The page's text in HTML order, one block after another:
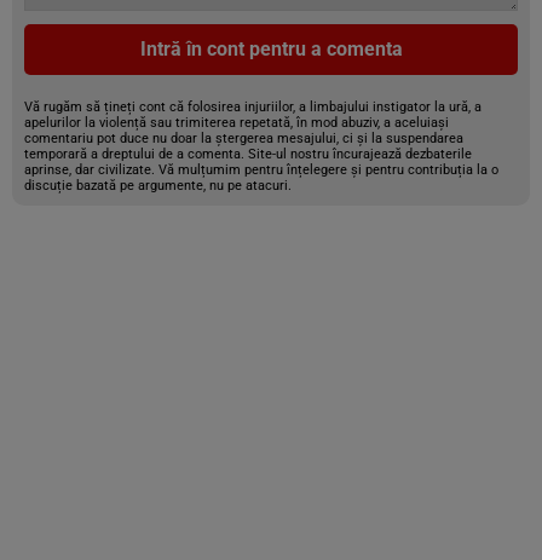
Intră în cont pentru a comenta
Vă rugăm să țineți cont că folosirea injuriilor, a limbajului instigator la ură, a
apelurilor la violență sau trimiterea repetată, în mod abuziv, a aceluiași
comentariu pot duce nu doar la ștergerea mesajului, ci și la suspendarea
temporară a dreptului de a comenta. Site-ul nostru încurajează dezbaterile
aprinse, dar civilizate. Vă mulțumim pentru înțelegere și pentru contribuția la o
discuție bazată pe argumente, nu pe atacuri.